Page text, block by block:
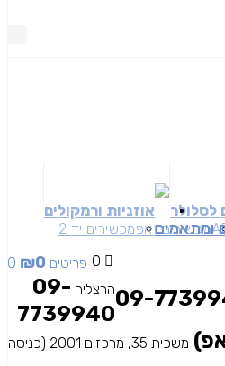
לסלולר אוזניות ורמקולים
מכשירים זאפמכשירים יד 2 ומתאמים
0 0 פריטים ₪0
הרצליה 09-
7739940
משכית 35, מרכזים 2001 (כניסה